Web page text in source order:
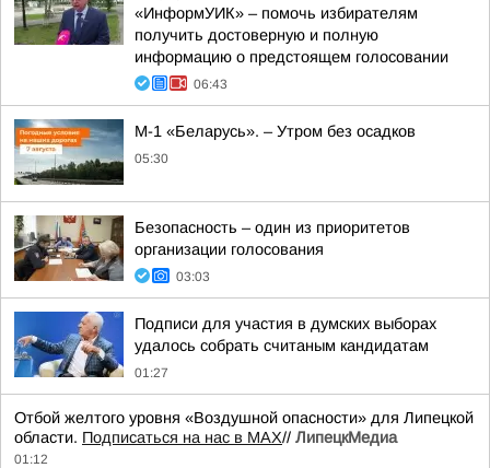
«ИнформУИК» – помочь избирателям
получить достоверную и полную
информацию о предстоящем голосовании
06:43
М-1 «Беларусь». – Утром без осадков
05:30
Безопасность – один из приоритетов
организации голосования
03:03
Подписи для участия в думских выборах
удалось собрать считаным кандидатам
01:27
Отбой желтого уровня «Воздушной опасности» для Липецкой
области. Подписаться на нас в МАХ// ЛипецкМедиа
01:12